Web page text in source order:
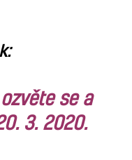
ozvěte se a
3. 2020.